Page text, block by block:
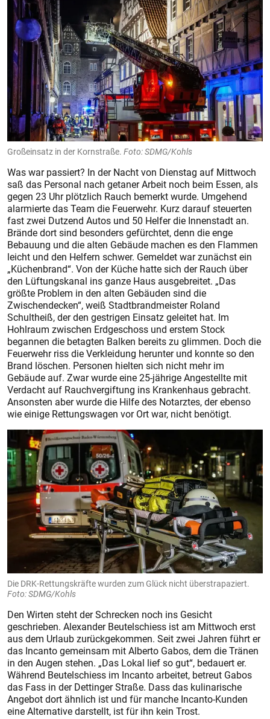
Großeinsatz in der Kornstraße. Foto: SDMG/Kohls
Was war passiert? In der Nacht von Dienstag auf Mittwoch
saß das Personal nach getaner Arbeit noch beim Essen, als
gegen 23 Uhr plötzlich Rauch bemerkt wurde. Umgehend
alarmierte das Team die Feuerwehr. Kurz darauf steuerten
fast zwei Dutzend Autos und 50 Helfer die Innenstadt an.
Brände dort sind besonders gefürchtet, denn die enge
Bebauung und die alten Gebäude machen es den Flammen
leicht und den Helfern schwer. Gemeldet war zunächst ein
„Küchenbrand“. Von der Küche hatte sich der Rauch über
den Lüftungskanal ins ganze Haus ausgebreitet. „Das
größte Problem in den alten Gebäuden sind die
Zwischendecken“, weiß Stadtbrandmeister Roland
Schultheiß, der den gestrigen Einsatz geleitet hat. Im
Hohlraum zwischen Erdgeschoss und erstem Stock
begannen die betagten Balken bereits zu glimmen. Doch die
Feuerwehr riss die Verkleidung herunter und konnte so den
Brand löschen. Personen hielten sich nicht mehr im
Gebäude auf. Zwar wurde eine 25-jährige Angestellte mit
Verdacht auf Rauchvergiftung ins Krankenhaus gebracht.
Ansonsten aber wurde die Hilfe des Notarztes, der ebenso
wie einige Rettungswagen vor Ort war, nicht benötigt.
Die DRK-Rettungskräfte wurden zum Glück nicht überstrapaziert.
Foto: SDMG/Kohls
Den Wirten steht der Schrecken noch ins Gesicht
geschrieben. Alexander Beutelschiess ist am Mittwoch erst
aus dem Urlaub zurückgekommen. Seit zwei Jahren führt er
das Incanto gemeinsam mit Alberto Gabos, dem die Tränen
in den Augen stehen. „Das Lokal lief so gut“, bedauert er.
Während Beutelschiess im Incanto arbeitet, betreut Gabos
das Fass in der Dettinger Straße. Dass das kulinarische
Angebot dort ähnlich ist und für manche Incanto-Kunden
eine Alternative darstellt, ist für ihn kein Trost.